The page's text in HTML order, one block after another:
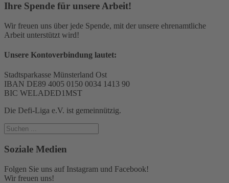
Ihre Spende für unsere Arbeit!
Wir freuen uns über jede Spende, mit der unsere ehrenamtliche
Arbeit unterstützt wird!
Unsere Kontoverbindung lautet:
Stadtsparkasse Münsterland Ost
IBAN DE89 4005 0150 0034 1413 90
BIC WELADED1MST
Die Defi-Liga e.V. ist gemeinnützig.
Soziale Medien
Folgen Sie uns auf Instagram und Facebook!
Wir freuen uns!